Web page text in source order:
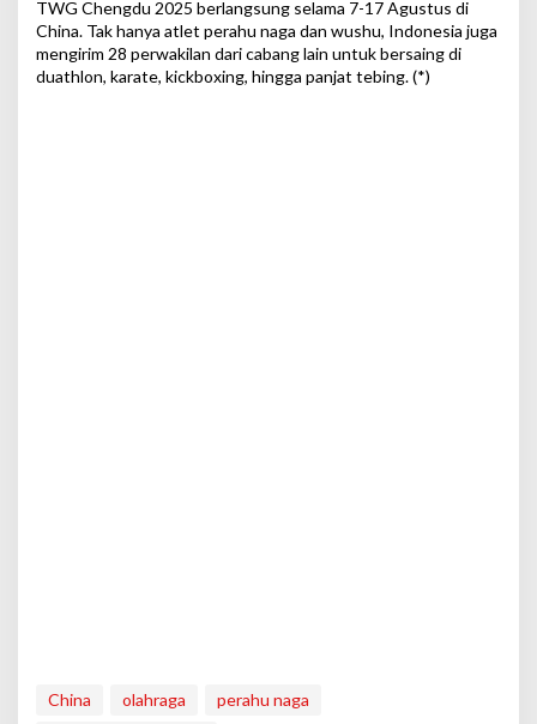
TWG Chengdu 2025 berlangsung selama 7-17 Agustus di
China. Tak hanya atlet perahu naga dan wushu, Indonesia juga
mengirim 28 perwakilan dari cabang lain untuk bersaing di
duathlon, karate, kickboxing, hingga panjat tebing. (*)
China olahraga
perahu naga